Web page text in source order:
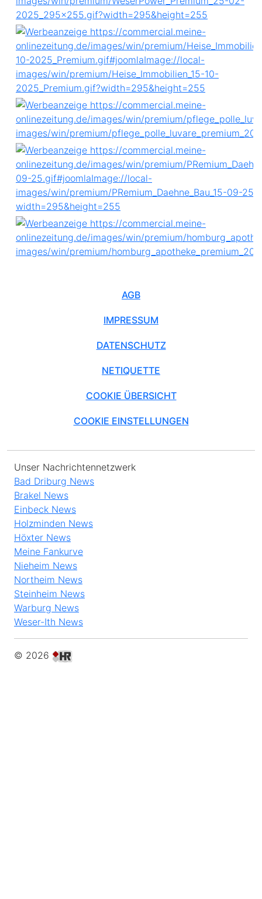
AGB
IMPRESSUM
DATENSCHUTZ
NETIQUETTE
COOKIE ÜBERSICHT
COOKIE EINSTELLUNGEN
Unser Nachrichtennetzwerk
Bad Driburg News
Brakel News
Einbeck News
Holzminden News
Höxter News
Meine Fankurve
Nieheim News
Northeim News
Steinheim News
Warburg News
Weser-Ith News
© 2026